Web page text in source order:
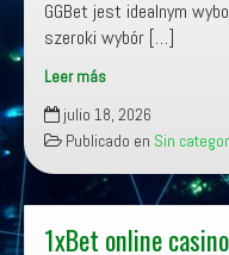
GGBet jest idealnym
szeroki wybór […]
GGbet
w
Polsce
kasynowe
julio 18, 2026
Sin